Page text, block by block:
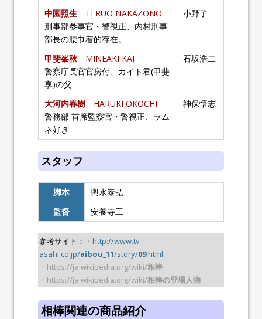
中園照生 TERUO NAKAZONO
刑事部参事官・警視正、内村刑事
部長の腰巾着的存在。
小野了
甲斐峯秋 MINEAKI KAI
警察庁長官官房付、カイト君(甲斐
享)の父
石坂浩二
大河内春樹 HARUKI OKOCHI
警務部 首席監察官・警視正、ラム
ネ好き
神保悟志
スタッフ
脚本
輿水泰弘
監督
安養寺工
参考サイト： ・ http://www.tv-
asahi.co.jp/aibou_11/story/09.html
・https://ja.wikipedia.org/wiki/相棒
・https://ja.wikipedia.org/wiki/相棒の登場人物
相棒関連の商品紹介